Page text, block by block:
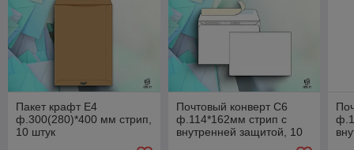
Пакет крафт Е4
ф.300(280)*400 мм стрип,
10 штук
Почтовый конверт С6
ф.114*162мм стрип с
внутренней защитой, 10